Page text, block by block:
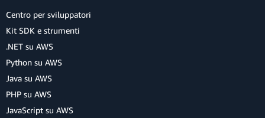
Centro per sviluppatori
Kit SDK e strumenti
.NET su AWS
Python su AWS
Java su AWS
PHP su AWS
JavaScript su AWS